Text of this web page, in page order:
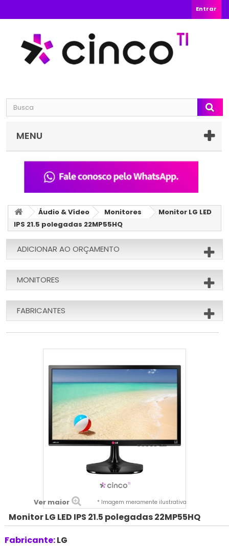
Entrar
MENU
Áudio & Vídeo Monitores
Monitor LG LED
IPS 21.5 polegadas 22MP55HQ
ADICIONAR AO ORÇAMENTO
MONITORES
FABRICANTES
Ver maior * Imagem meramente ilustrativa
Monitor LG LED IPS 21.5 polegadas 22MP55HQ
Fabricante:LG